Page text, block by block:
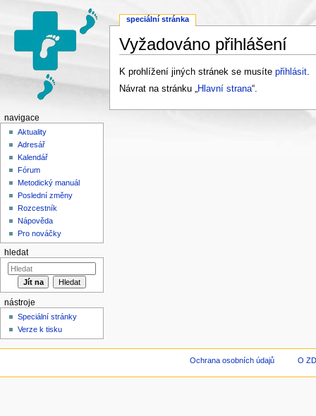
Vyžadováno přihlášení
K prohlížení jiných stránek se musíte přihlásit.
Návrat na stránku „Hlavní strana“.
speciální stránka
navigace
Aktuality
Adresář
Kalendář
Fórum
Metodický manuál
Poslední změny
Rozcestník
Nápověda
Pro nováčky
hledat
nástroje
Speciální stránky
Verze k tisku
Ochrana osobních údajů O